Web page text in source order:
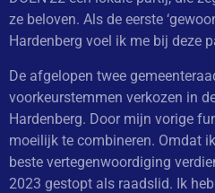
ze beloven. Als de eerste ‘
Hardenberg voel ik me bij deze
De afgelopen twee
voorkeurstemmen verkozen in
Hardenberg. Door mijn vorige
moeilijk te combineren. Omdat
beste vertegenwoordiging
2023 gestopt als raadslid. Ik